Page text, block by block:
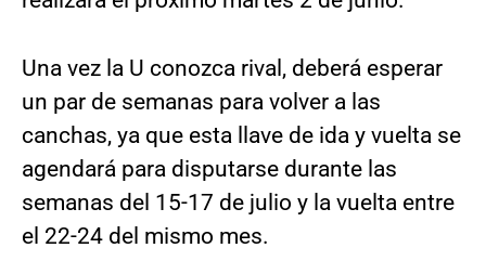
Una vez la U conozca rival, deberá esperar
un par de semanas para volver a las
canchas, ya que esta llave de ida y vuelta se
agendará para disputarse durante las
semanas del 15-17 de julio y la vuelta entre
el 22-24 del mismo mes.